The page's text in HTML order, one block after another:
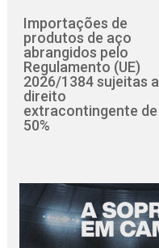
Importações de
produtos de aço
abrangidos pelo
Regulamento (UE)
2026/1384 sujeitas a
direito
extracontingente de
50%